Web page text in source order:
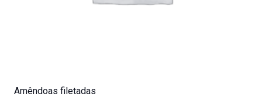
Amêndoas filetadas